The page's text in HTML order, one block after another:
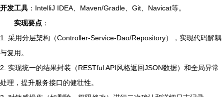
开发工具 ：IntelliJ IDEA、Maven/Gradle、Git、Navicat等。
实现要点 ：
1. 采用分层架构（Controller-Service-Dao/Repository），实现代码解耦
与复用。
2. 实现统一的结果封装（RESTful API风格返回JSON数据）和全局异常
处理，提升服务接口的健壮性。